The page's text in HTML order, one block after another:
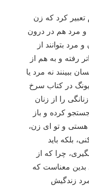
کرد که زن
و مرد هم در درون
بتوانند از
رفته و به هم از
ببینند نه مرد یا
در کتاب سرخ
را از زنان
کرده و باز
و تو ای زن،
بلکه باید
چرا که از
بدین معناست که
زندگیش